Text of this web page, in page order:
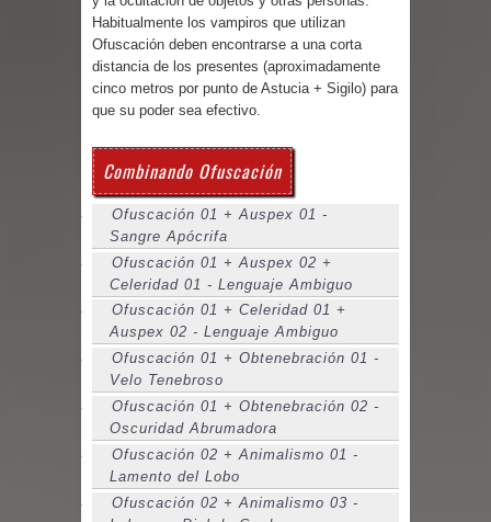
Parte 02: Un Bicho Raro
Habitualmente los vampiros que utilizan
Ofuscación deben encontrarse a una corta
distancia de los presentes (aproximadamente
cinco metros por punto de Astucia + Sigilo) para
que su poder sea efectivo.
Combinando Ofuscación
Ofuscación 01 + Auspex 01 -
Sangre Apócrifa
Ofuscación 01 + Auspex 02 +
Celeridad 01 - Lenguaje Ambiguo
Ofuscación 01 + Celeridad 01 +
Auspex 02 - Lenguaje Ambiguo
Ofuscación 01 + Obtenebración 01 -
Velo Tenebroso
Ofuscación 01 + Obtenebración 02 -
Oscuridad Abrumadora
Ofuscación 02 + Animalismo 01 -
Lamento del Lobo
Ofuscación 02 + Animalismo 03 -